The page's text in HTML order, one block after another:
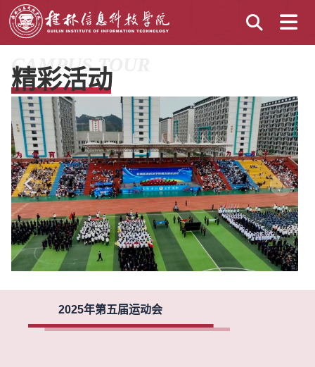
精彩活动
CAMPUS TOUR
2025年第五届运动会